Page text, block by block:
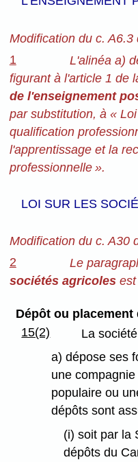
Modification du c. A6.3
1
L'alinéa a)
figurant à l'article 1 de
de l'enseignement
par substitution, à «
qualification
l'apprentissage et la
professionnelle ».
LOI SUR LES
Modification du c. A30
2
Le
sociétés agricolesest
Dépôt ou placement
15(2)
La
a) dépose ses
une
populaire ou
dépôts sont
(i) soit par la
dépôts du